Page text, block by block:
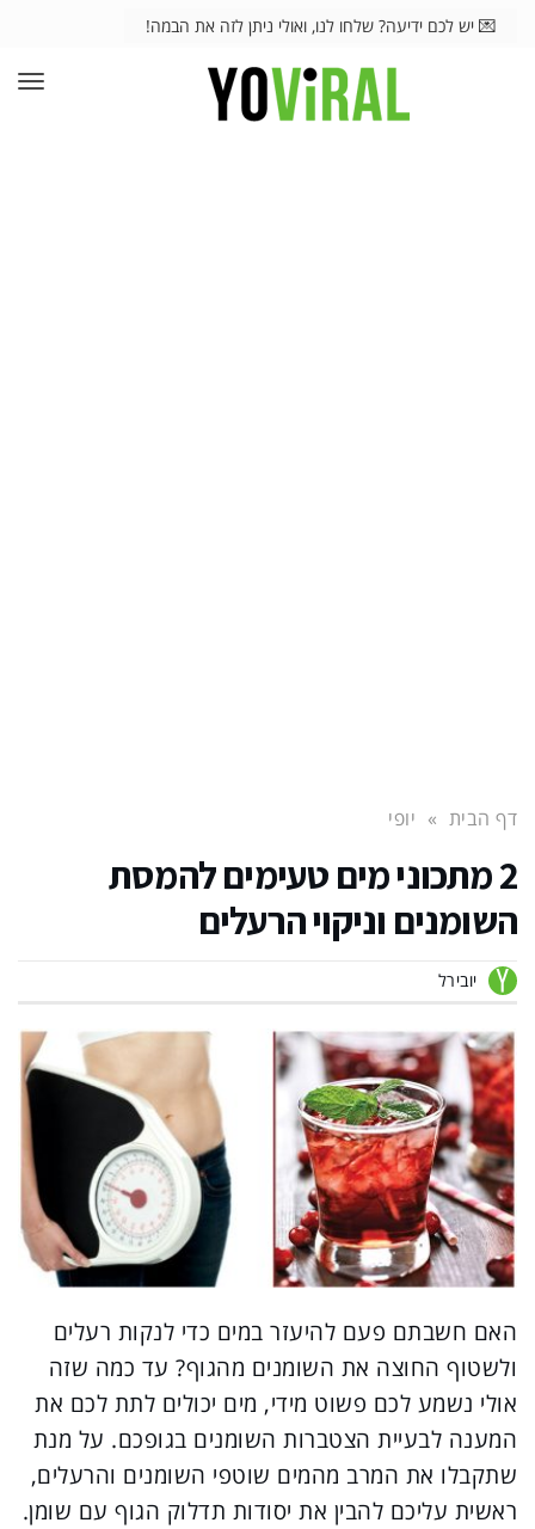
💌 יש לכם ידיעה? שלחו לנו, ואולי ניתן לזה את הבמה!
דף הבית » יופי
2 מתכוני מים טעימים להמסת
השומנים וניקוי הרעלים
יובירל
האם חשבתם פעם להיעזר במים כדי לנקות רעלים
ולשטוף החוצה את השומנים מהגוף? עד כמה שזה
אולי נשמע לכם פשוט מידי, מים יכולים לתת לכם את
המענה לבעיית הצטברות השומנים בגופכם. על מנת
שתקבלו את המרב מהמים שוטפי השומנים והרעלים,
ראשית עליכם להבין את יסודות תדלוק הגוף עם שומן.